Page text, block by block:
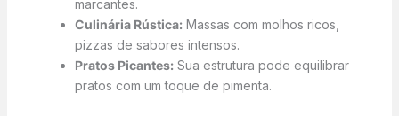
marcantes.
Culinária Rústica:Massas com molhos ricos,
pizzas de sabores intensos.
Pratos Picantes:Sua estrutura pode equilibrar
pratos com um toque de pimenta.